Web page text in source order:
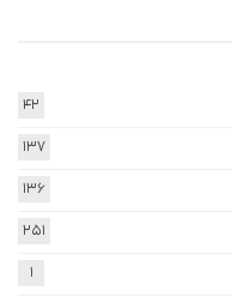
42
137
136
251
1